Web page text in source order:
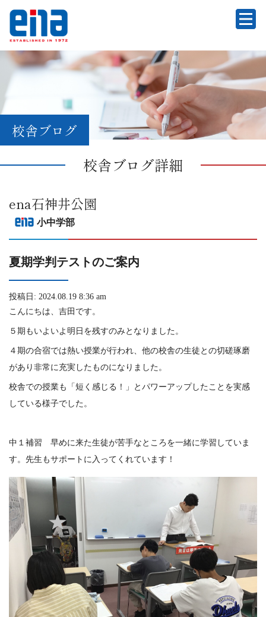
校舎ブログ
校舎ブログ詳細
ena石神井公園
小中学部
夏期学判テストのご案内
投稿日: 2024.08.19 8:36 am
こんにちは、吉田です。
５期もいよいよ明日を残すのみとなりました。
４期の合宿では熱い授業が行われ、他の校舎の生徒との切磋琢磨
があり非常に充実したものになりました。
校舎での授業も「短く感じる！」とパワーアップしたことを実感
している様子でした。
中１補習 早めに来た生徒が苦手なところを一緒に学習していま
す。先生もサポートに入ってくれています！